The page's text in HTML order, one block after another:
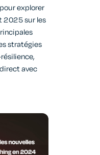
explorer
2025 sur les
stratégies
avec